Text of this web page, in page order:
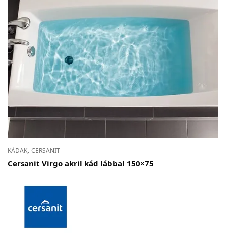
KÁDAK, CERSANIT
Cersanit Virgo akril kád lábbal 150×75